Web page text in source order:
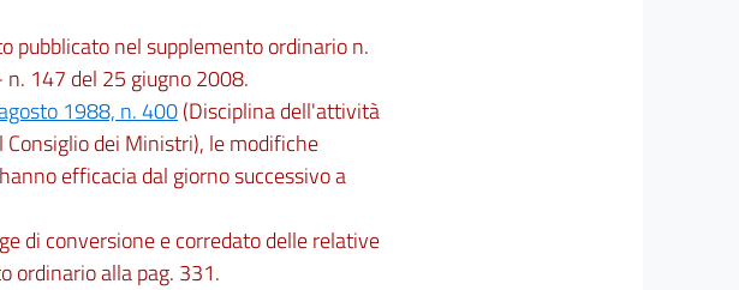
pubblicato nel supplemento ordinario n.
147 del 25 giugno 2008.
1988, n. 400(Disciplina dell'attività
dei Ministri), le modifiche
efficacia dal giorno successivo a
di conversione e corredato delle relative
ordinario alla pag. 331.